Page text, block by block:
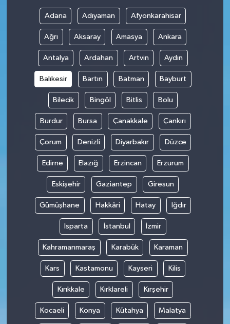
Adana Adıyaman Afyonkarahisar
Ağrı Aksaray Amasya Ankara
Antalya Ardahan Artvin Aydın
Balıkesir Bartın Batman Bayburt
Bilecik Bingöl Bitlis Bolu
Burdur Bursa Çanakkale Çankırı
Çorum Denizli Diyarbakır Düzce
Edirne Elazığ Erzincan Erzurum
Eskişehir Gaziantep Giresun
Gümüşhane Hakkâri Hatay Iğdır
Isparta İstanbul İzmir
Kahramanmaraş Karabük Karaman
Kars Kastamonu Kayseri Kilis
Kırıkkale Kırklareli Kırşehir
Kocaeli Konya Kütahya Malatya